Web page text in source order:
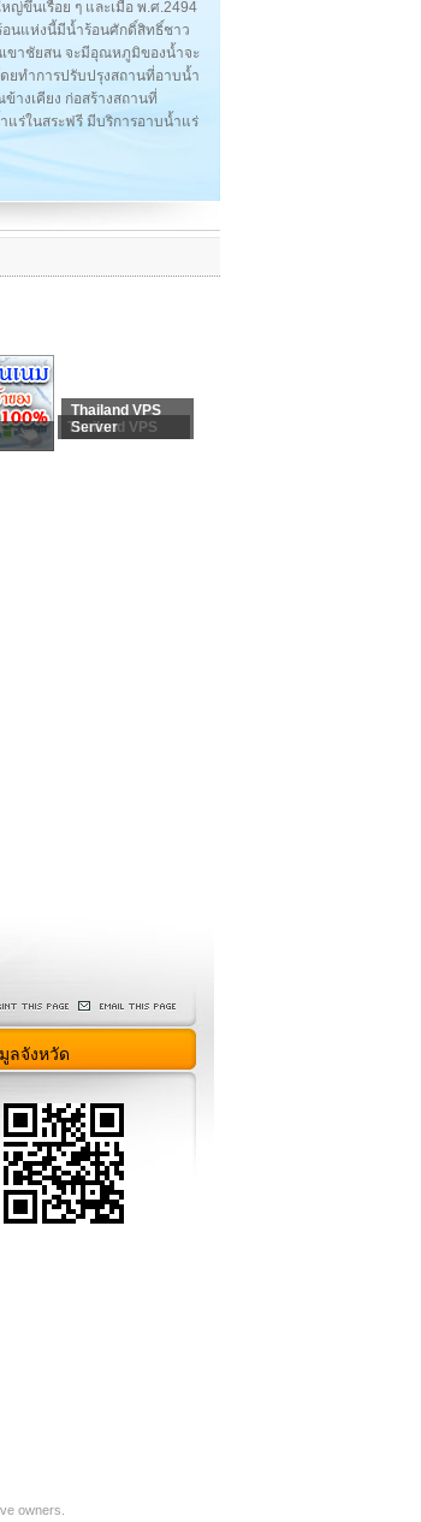
ขึ้นเรื่อย ๆ และเมื่อ พ.ศ.2494
อนแห่งนี้มีน้ำร้อนศักดิ์สิทธิ์ชาว
เขาชัยสน จะมีอุณหภูมิของน้ำจะ
ยทำการปรับปรุงสถานที่อาบน้ำ
างเคียง ก่อสร้างสถานที่
ร่ในสระฟรี มีบริการอาบน้ำแร่
Thailand VPS
Thailand VPS
Server
ลจังหวัด
owners.